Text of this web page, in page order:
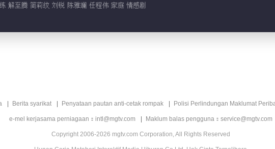
解至腾 简莉纹 刘锐 陈雅斓 任程伟 家庭 情感剧
Berita syarikat Penyataan pautan anti-cetak rompak Polisi Perlindungan Maklumat
e-mel kerjasama perniagaan：intl@mgtv.com Maklum balas pengguna：service@mgtv.com
Copyright 2006-2026 mgtv.com Corporation, All Rights Reserved